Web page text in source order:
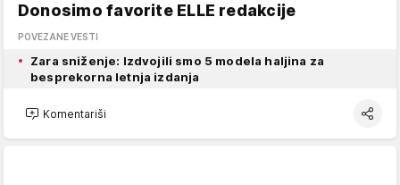
Donosimo favorite ELLE redakcije
POVEZANE VESTI
Zara sniženje: Izdvojili smo 5 modela haljina za
besprekorna letnja izdanja
Komentariši